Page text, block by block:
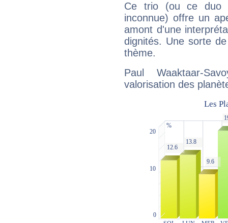
Ce trio (ou ce duo
inconnue) offre un
amont d'une
dignités. Une sorte
thème.
Paul Waaktaar-
valorisation des